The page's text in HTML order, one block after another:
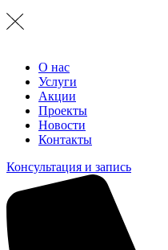
О нас
Услуги
Акции
Проекты
Новости
Контакты
Консультация и запись